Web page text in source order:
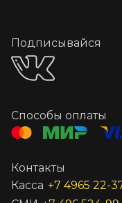
Подписывайся
Способы оплаты
Контакты
Касса +7 4965 22-